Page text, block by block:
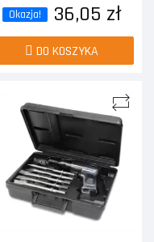
Okazja! 36,05 zł
DO KOSZYKA